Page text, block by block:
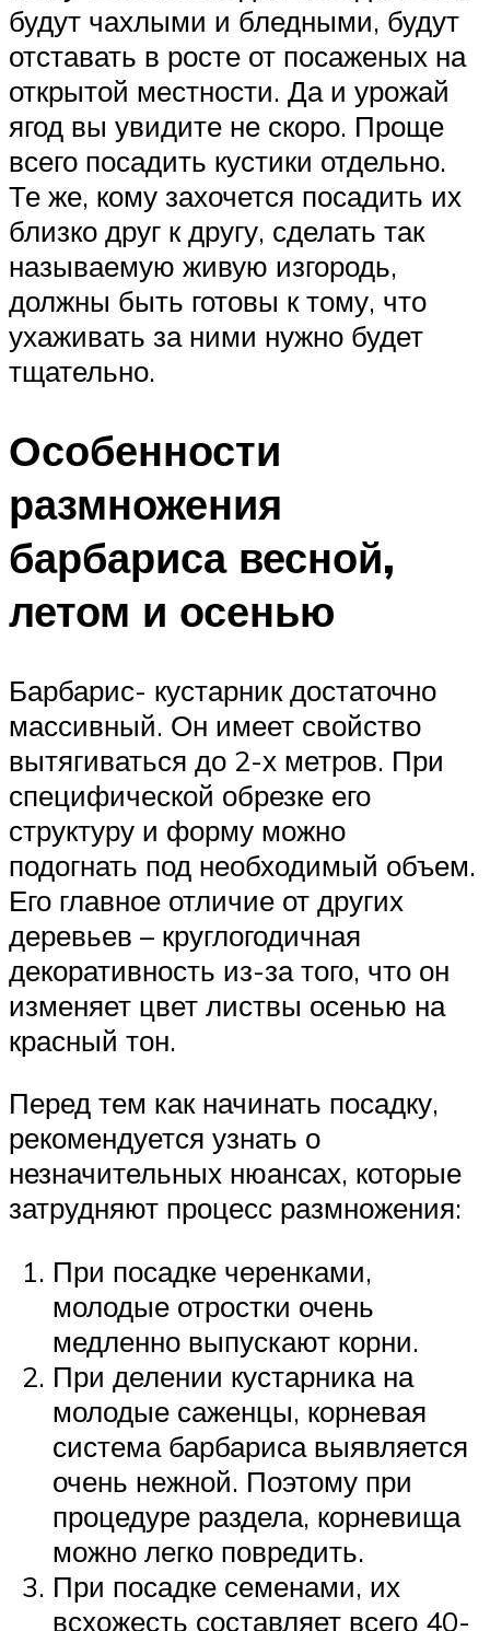
будут чахлыми и бледными, будут
отставать в росте от посаженых на
открытой местности. Да и урожай
ягод вы увидите не скоро. Проще
всего посадить кустики отдельно.
Те же, кому захочется посадить их
близко друг к другу, сделать так
называемую живую изгородь,
должны быть готовы к тому, что
ухаживать за ними нужно будет
тщательно.
Особенности
размножения
барбариса весной,
летом и осенью
Барбарис- кустарник достаточно
массивный. Он имеет свойство
вытягиваться до 2-х метров. При
специфической обрезке его
структуру и форму можно
подогнать под необходимый объем.
Его главное отличие от других
деревьев – круглогодичная
декоративность из-за того, что он
изменяет цвет листвы осенью на
красный тон.
Перед тем как начинать посадку,
рекомендуется узнать о
незначительных нюансах, которые
затрудняют процесс размножения:
При посадке черенками,
молодые отростки очень
медленно выпускают корни.
При делении кустарника на
молодые саженцы, корневая
система барбариса выявляется
очень нежной. Поэтому при
процедуре раздела, корневища
можно легко повредить.
При посадке семенами, их
всхожесть составляет всего 40-